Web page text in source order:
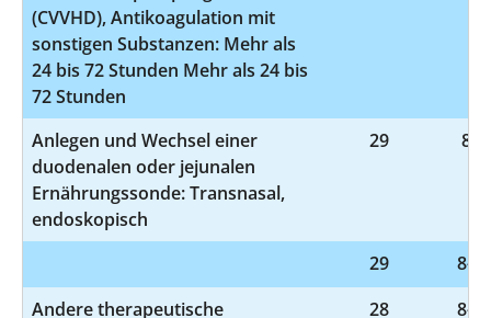
(CVVHD), Antikoagulation mit
sonstigen Substanzen: Mehr als
24 bis 72 Stunden Mehr als 24 bis
72 Stunden
Anlegen und Wechsel einer
duodenalen oder jejunalen
Ernährungssonde: Transnasal,
endoskopisch
29 8-
29
8-
Andere therapeutische
28 8-